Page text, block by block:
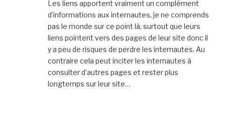
Les liens apportent vraiment un complément
d’informations aux internautes, je ne comprends
pas le monde sur ce point là, surtout que leurs
liens pointent vers des pages de leur site donc il
y a peu de risques de perdre les internautes. Au
contraire cela peut inciter les internautes à
consulter d’autres pages et rester plus
longtemps sur leur site…